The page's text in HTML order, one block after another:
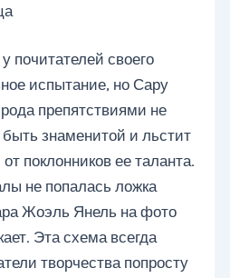
почитателей своего
испытание, но Сару
препятствиями не
знаменитой и льстит
поклонников ее таланта.
не попалась ложка
Жоэль Янель на фото
Эта схема всегда
творчества попросту